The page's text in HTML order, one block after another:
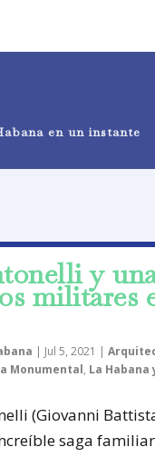
en un instante
y
militares
| Jul 5, 2021 |
Monumental, La
(Giovanni
saga